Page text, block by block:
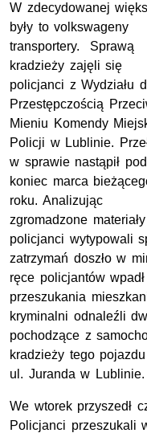
W zdecydowanej
były to volkswageny
transportery. Sprawą
kradzieży zajęli się
policjanci z Wydziału
Przestępczością
Mieniu Komendy
Policji w Lublinie.
w sprawie nastąpił pod
koniec marca
roku. Analizując
zgromadzone
policjanci wytypowali
zatrzymań doszło w
ręce policjantów
przeszukania
kryminalni odnaleźli
pochodzące z
kradzieży tego
ul. Juranda w Lublinie.
We wtorek przyszedł
Policjanci przeszukali